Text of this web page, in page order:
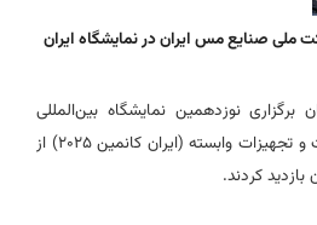
غرفه شرکت ملی صنایع مس ایران در نمایشگاه ایران
برگزاری نوزدهمین نمایشگاه بین‌المللی
معدن، صنایع معدنی، ماشین‌آلات و تجهیزات وابسته (ایران کانمین ۲۰۲۵) از
کردند.